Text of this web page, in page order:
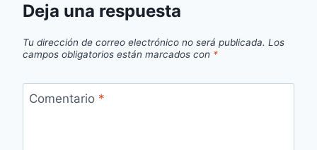
Deja una respuesta
Tu dirección de correo electrónico no será publicada. Los
campos obligatorios están marcados con *
Comentario *